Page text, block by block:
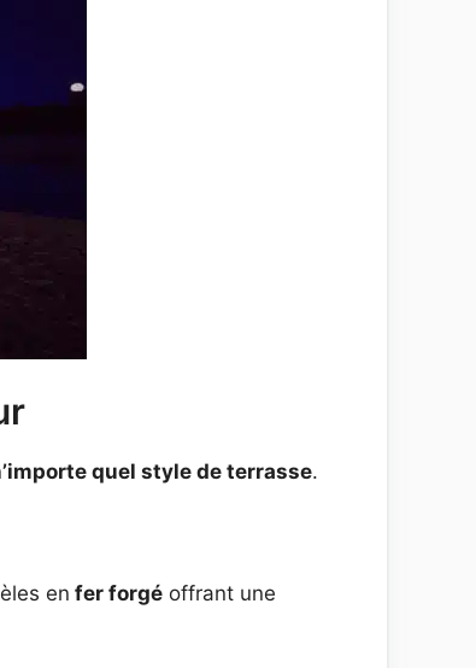
quel style de terrasse.
en fer forgé offrant une